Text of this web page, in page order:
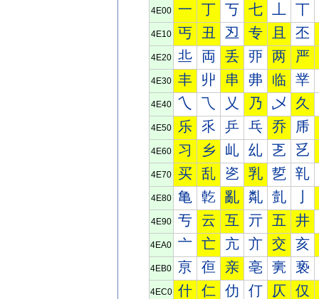
4E00 一 丁 丂 七 丅
4E10 丐 丑 丒 专 且 丕
4E20 丠 両 丢 丣 两 严
4E30 丰 丱 串 丳 临 丵
4E40 乀 乁 乂 乃 乄 久
4E50 乐 乑 乒 乓 乔 乕
4E60 习 乡 乢 乣 乤 乥
4E70 买 乱 乲 乳 乴 乵
4E80 亀 亁 亂 亃 亄
4E90 亐 云 互 亓 五 井
4EA0 亠 亡 亢 亣 交 亥
4EB0 亰 亱 亲 亳 亴 亵
4EC0 什 仁 仂 仃 仄 仅